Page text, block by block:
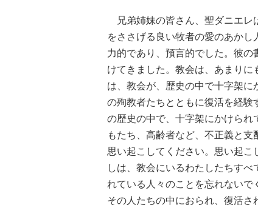
兄弟姉妹の皆さん、聖ダニエレ
をささげる良い牧者の愛のあか
力的であり、預言的でした。彼
けてきました。教会は、あまり
は、教会が、歴史の中で十字架
の殉教者たちとともに復活を経
の歴史の中で、十字架にかけら
もたち、高齢者など、不正義と
思い起こしてください。思い起
しは、教会にいるわたしたちす
れている人々のことを忘れない
その人たちの中におられ、復活